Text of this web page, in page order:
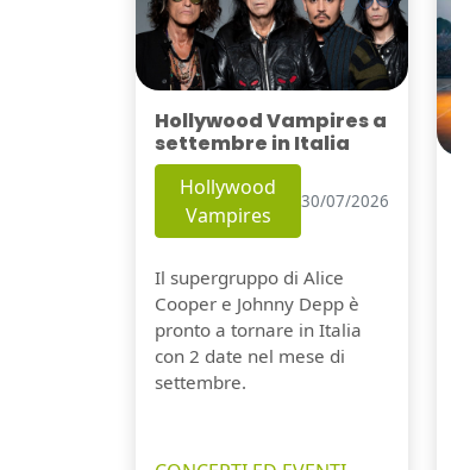
Hollywood Vampires a
settembre in Italia
Hollywood
Vampires
30/07/2026
Il supergruppo di Alice
Cooper e Johnny Depp è
pronto a tornare in Italia
con 2 date nel mese di
settembre.